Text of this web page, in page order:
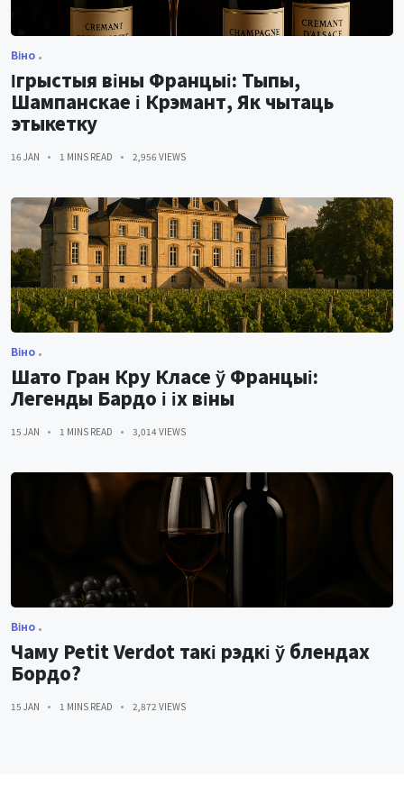
Віно
Ігрыстыя віны Францыі: Тыпы,
Шампанскае і Крэмант, Як чытаць
этыкетку
16 JAN 1 MINS READ 2,956 VIEWS
Віно
Шато Гран Кру Класе ў Францыі:
Легенды Бардо і іх віны
15 JAN 1 MINS READ 3,014 VIEWS
Віно
Чаму Petit Verdot такі рэдкі ў блендах
Бордо?
15 JAN 1 MINS READ 2,872 VIEWS